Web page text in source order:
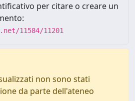
per citare o creare un
11584/11201
non sono stati
da parte dell'ateneo